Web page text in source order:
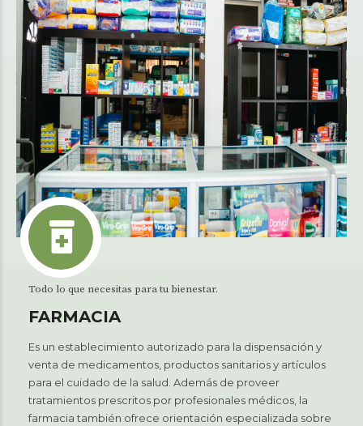
Todo lo que necesitas para tu bienestar.
FARMACIA
Es un establecimiento autorizado para la dispensación y
venta de medicamentos, productos sanitarios y artículos
para el cuidado de la salud. Además de proveer
tratamientos prescritos por profesionales médicos, la
farmacia también ofrece orientación especializada sobre